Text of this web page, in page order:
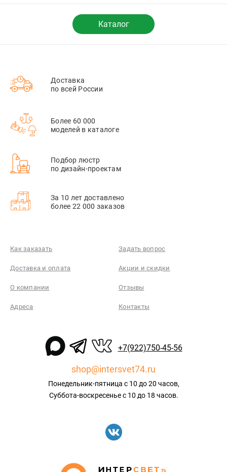
Каталог
Доставка
по всей России
Более 60 000
моделей в каталоге
Подбор люстр
по дизайн-проектам
За 10 лет доставлено
более 22 000 заказов
Как заказать Задать вопрос
Доставка и оплата Акции и скидки
О компании Отзывы
Адреса Контакты
+7(922)750-45-56
shop@intersvet74.ru
Понедельник-пятница с 10 до 20 часов,
Суббота-воскресенье с 10 до 18 часов.